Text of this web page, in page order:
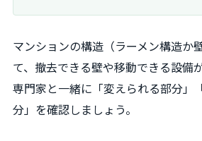
マンションの構造（ラーメン構造か
て、撤去できる壁や移動できる設備
専門家と一緒に「変えられる部分」
分」を確認しましょう。